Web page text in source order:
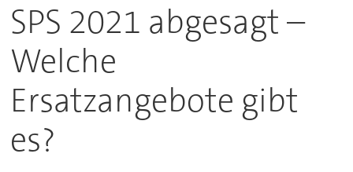
SPS 2021 abgesagt –
Welche
Ersatzangebote gibt
es?